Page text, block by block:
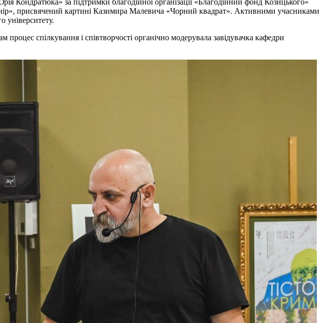
присвячений картині Казимира Малевича «Чорний квадрат». Активними учасниками
університету.
спілкування і співтворчості органічно модерувала завідувачка кафедри